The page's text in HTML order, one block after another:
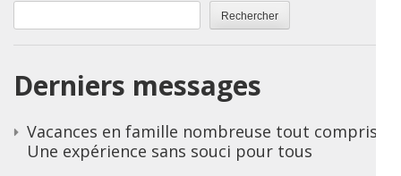
Rechercher
Derniers messages
Vacances en famille nombreuse tout compris :
Une expérience sans souci pour tous